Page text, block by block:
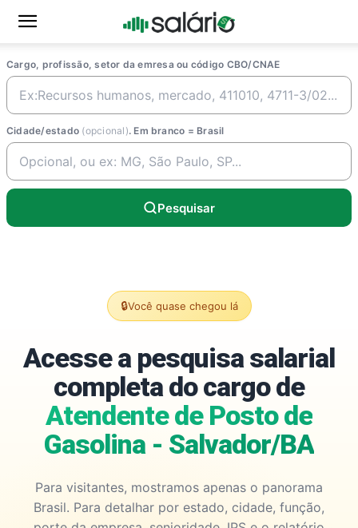
Cargo, profissão, setor da emresa ou código CBO/CNAE
Cidade/estado (opcional). Em branco = Brasil
Pesquisar
🔒Você quase chegou lá
Acesse a pesquisa salarial
completa do cargo de
Atendente de Posto de
Gasolina - Salvador/BA
Para visitantes, mostramos apenas o panorama
Brasil. Para detalhar por estado, cidade, função,